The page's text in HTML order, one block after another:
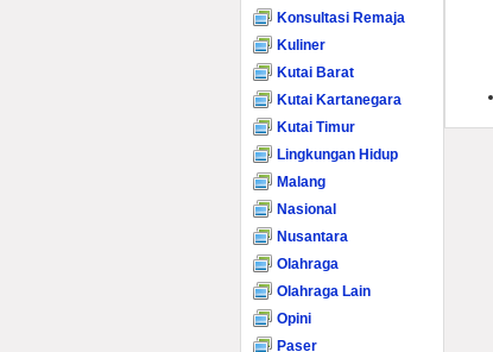
Konsultasi Remaja
Kuliner
Kutai Barat
Kutai Kartanegara
Kutai Timur
Lingkungan Hidup
Malang
Nasional
Nusantara
Olahraga
Olahraga Lain
Opini
Paser